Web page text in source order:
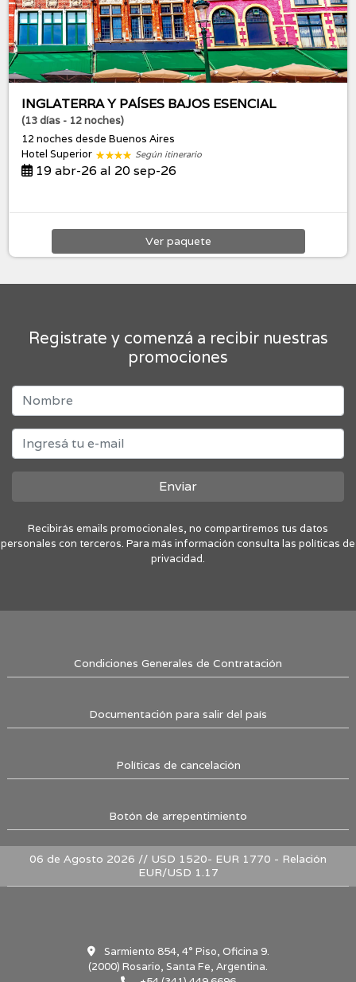
INGLATERRA Y PAÍSES BAJOS ESENCIAL
(13 días - 12 noches)
12 nochesdesde Buenos Aires
Hotel Superior
Según itinerario
19 abr-26 al 20 sep-26
Ver paquete
Registrate y comenzá a recibir nuestras
promociones
Enviar
Recibirás emails promocionales, no compartiremos tus datos
personales con terceros. Para más información consulta las políticas de
privacidad.
Condiciones Generales de Contratación
Documentación para salir del país
Políticas de cancelación
Botón de arrepentimiento
06 de Agosto 2026 // USD 1520- EUR 1770 - Relación
EUR/USD 1.17
Sarmiento 854, 4° Piso, Oficina 9.
(2000) Rosario, Santa Fe, Argentina.